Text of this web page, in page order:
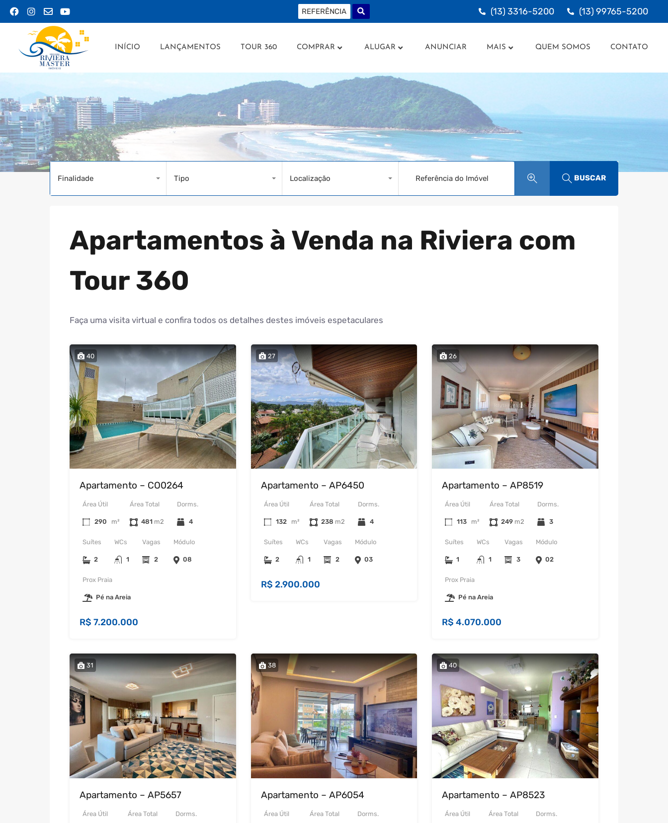
INÍCIO LANÇAMENTOS TOUR 360 COMPRAR ALUGAR ANUNCIAR MAIS QUEM SOMOS CONTATO
(13) 3316-5200 (13) 99765-5200
INÍCIO LANÇAMENTOS TOUR 360 COMPRAR ALUGAR ANUNCIAR MAIS QUEM SOMOS CONTATO
Finalidade Tipo Localização BUSCAR
Apartamentos à Venda na Riviera com
Tour 360
Faça uma visita virtual e confira todos os detalhes destes imóveis espetaculares
40
Apartamento – CO0264
Dorms.
4
WCs
1
Área Útil
290 m²
Vagas
2
Área Total
481
Suítes
2
Módulo
08
Prox Praia
Pé na Areia
R$ 7.200.000
27
Apartamento – AP6450
Dorms.
4
WCs
1
Área Útil
132 m²
Vagas
2
Área Total
238
Suítes
2
Módulo
03
R$ 2.900.000
26
Apartamento – AP8519
Dorms.
3
WCs
1
Área Útil
113 m²
Vagas
3
Área Total
249
Suítes
1
Módulo
02
Prox Praia
Pé na Areia
R$ 4.070.000
31
Apartamento – AP5657
Dorms.
Área Útil Área Total
38
Apartamento – AP6054
Dorms.
Área Útil Área Total
40
Apartamento – AP8523
Dorms.
Área Útil Área Total